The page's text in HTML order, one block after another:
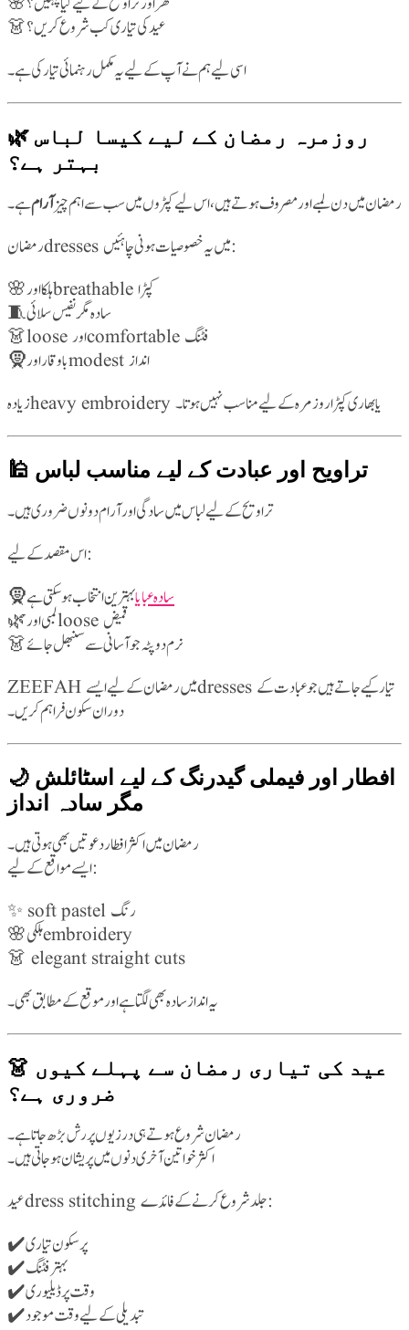
👗 عید کی تیاری کب شروع کریں؟
اسی لیے ہم نے آپ کے لیے یہ مکمل رہنمائی تیار کی ہے۔
🌿 روزمرہ رمضان کے لیے کیسا لباس
بہتر ہے؟
رمضان میں دن لمبے اور مصروف ہوتے ہیں، اس لیے کپڑوں میں سب سے اہم چیزآرامہے۔
رمضان dresses میں یہ خصوصیات ہونی چاہئیں:
🌸 ہلکا اور breathable کپڑا
🧵 سادہ مگر نفیس سلائی
👗 loose اور comfortable فٹنگ
🧕 باوقار اور modest انداز
زیادہ heavy embroidery یا بھاری کپڑا روزمرہ کے لیے مناسب نہیں ہوتا۔
🕌 تراویح اور عبادت کے لیے مناسب لباس
تراویح کے لیے لباس میں سادگی اور آرام دونوں ضروری ہیں۔
اس مقصد کے لیے:
🧕
سادہ عبایابہترین انتخاب ہو سکتی ہے
🌿 لمبی اور loose قمیض
👗 نرم دوپٹہ جو آسانی سے سنبھل جائے
ZEEFAH میں رمضان کے لیے ایسے dresses تیار کیے جاتے ہیں جو عبادت کے
دوران سکون فراہم کریں۔
🌙 افطار اور فیملی گیدرنگ کے لیے اسٹائلش
مگر سادہ انداز
رمضان میں اکثر افطار دعوتیں بھی ہوتی ہیں۔
ایسے مواقع کے لیے:
✨ soft pastel رنگ
🌸 ہلکی embroidery
👗 elegant straight cuts
یہ انداز سادہ بھی لگتا ہے اور موقع کے مطابق بھی۔
👗 عید کی تیاری رمضان سے پہلے کیوں
ضروری ہے؟
رمضان شروع ہوتے ہی درزیوں پر رش بڑھ جاتا ہے۔
اکثر خواتین آخری دنوں میں پریشان ہو جاتی ہیں۔
عید dress stitching جلد شروع کرنے کے فائدے:
✔️ پرسکون تیاری
✔️ بہتر فٹنگ
✔️ وقت پر ڈیلیوری
✔️ تبدیلی کے لیے وقت موجود